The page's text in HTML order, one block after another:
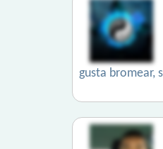
gusta bromear,